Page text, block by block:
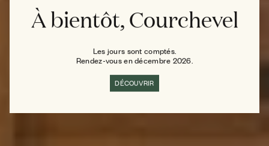
À bientôt, Courchevel
Les jours sont comptés.
Rendez-vous en décembre 2026.
DÉCOUVRIR